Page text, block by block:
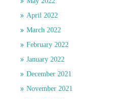
April 2022
March 2022
February 2022
January 2022
December 2021
November 2021